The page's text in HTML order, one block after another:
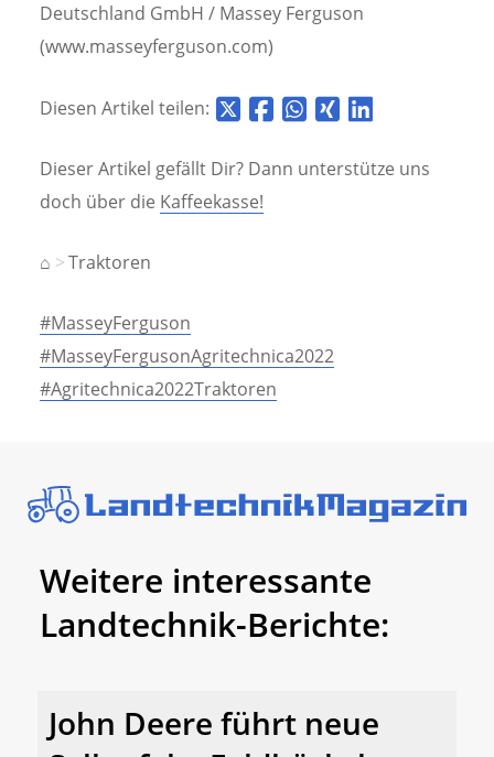
Deutschland GmbH / Massey Ferguson
(www.masseyferguson.com)
Diesen Artikel teilen:
Dieser Artikel gefällt Dir? Dann unterstütze uns
doch über die Kaffeekasse!
⌂ Traktoren
#MasseyFerguson
#MasseyFergusonAgritechnica2022
#Agritechnica2022Traktoren
Weitere interessante
Landtechnik-Berichte:
John Deere führt neue